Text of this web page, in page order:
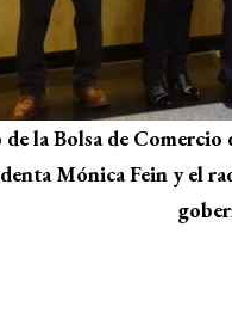
la Bolsa de
Mónica Fein y el